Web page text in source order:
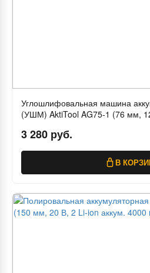
Углошлифовальная машина
(УШМ) AktiTool AG75-1 (76 мм,
3 280 руб.
В